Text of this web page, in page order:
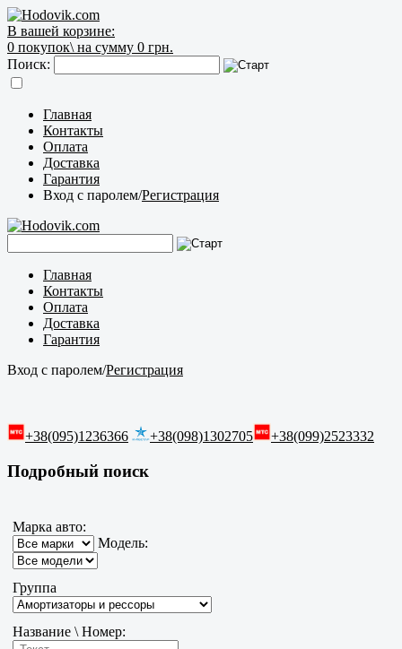
В вашей корзине:
0 покупок\ на сумму 0 грн.
Поиск:
Главная
Контакты
Оплата
Доставка
Гарантия
Вход с паролем/Регистрация
Главная
Контакты
Оплата
Доставка
Гарантия
Вход с паролем/Регистрация
+38(095)1236366 +38(098)1302705 +38(099)2523332
Подробный поиск
Марка авто:
Модель:
Группа
Название \ Номер: